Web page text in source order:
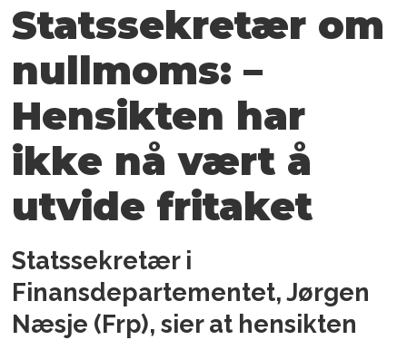
Statssekretær om
null­moms: –
Hensikten har
ikke nå vært å
utvide fritaket
Statssekretær i
Finansdepartementet, Jørgen
Næsje (Frp), sier at hensikten